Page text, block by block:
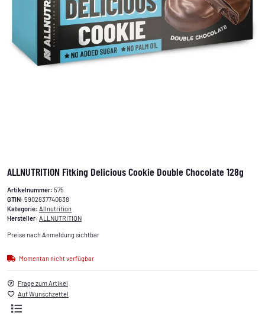
ALLNUTRITION Fitking Delicious Cookie Double Chocolate 128g
Artikelnummer: 575
GTIN: 5902837740638
Kategorie: Allnutrition
Hersteller: ALLNUTRITION
Preise nach Anmeldung sichtbar
Momentan nicht verfügbar
Frage zum Artikel
Auf Wunschzettel